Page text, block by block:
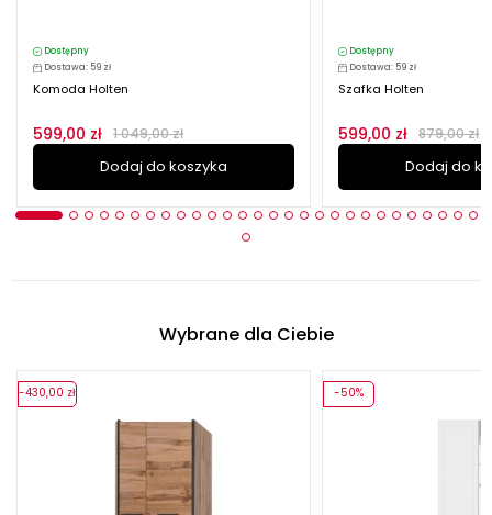
Dostępny
Dostawa: 59 zł
Komoda Holten
599,00 zł 1 049,00 zł
Dodaj do koszyka
Dostępny
Dostawa: 59 zł
Szafka Holten
599,00 zł 879,00 zł
Dodaj do
Wybrane dla Ciebie
-430,00 zł -50%